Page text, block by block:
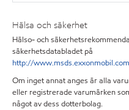
Hälsa och säkerhet
Hälso- och
säkerhetsdatabladet på
http://
Om inget annat anges är alla
eller registrerade varumärken
något av dess dotterbolag.